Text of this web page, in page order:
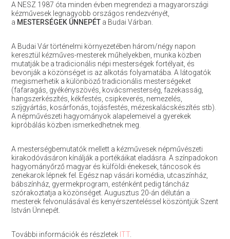
A NESZ 1987 óta minden évben megrendezi a magyarországi
kézművesek legnagyobb országos rendezvényét,
a MESTERSÉGEK ÜNNEPÉTa Budai Várban.
A Budai Vár történelmi környezetében három/négy napon
keresztül kézműves-mesterek műhelyekben, munka közben
mutatják be a tradicionális népi mesterségek fortélyait, és
bevonják a közönséget is az alkotás folyamatába. A látogatók
megismerhetik a különböző tradicionális mesterségeket
(fafaragás, gyékényszövés, kovácsmesterség, fazekasság,
hangszerkészítés, kékfestés, csipkeverés, nemezelés,
szíjgyártás, kosárfonás, tojásfestés, mézeskalácskészítés stb).
A népművészeti hagyományok alapelemeivel a gyerekek
kipróbálás közben ismerkedhetnek meg.
A mesterségbemutatók mellett a kézművesek népművészeti
kirakodóvásáron kínálják a portékáikat eladásra. A színpadokon
hagyományőrző magyar és külföldi énekesek, táncosok és
zenekarok lépnek fel. Egész nap vásári komédia, utcaszínház,
bábszínház, gyermekprogram, esténként pedig táncház
szórakoztatja a közönséget. Augusztus 20-án délután a
mesterek felvonulásával és kenyérszenteléssel köszöntjük Szent
István Ünnepét.
További információk és részletek ITT.